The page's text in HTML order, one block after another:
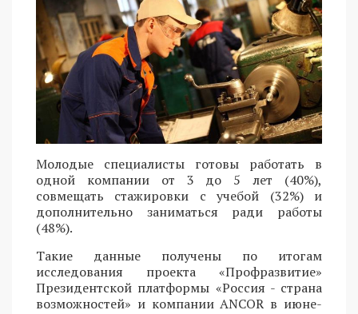
Молодые специалисты готовы работать в
одной компании от 3 до 5 лет (40%),
совмещать стажировки с учебой (32%) и
дополнительно заниматься ради работы
(48%).
Такие данные получены по итогам
исследования проекта «Профразвитие»
Президентской платформы «Россия - страна
возможностей» и компании ANCOR в июне-